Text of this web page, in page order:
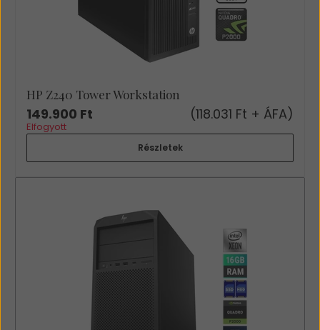
HP Z240 Tower Workstation
149.900 Ft (118.031 Ft + ÁFA)
Elfogyott
Részletek